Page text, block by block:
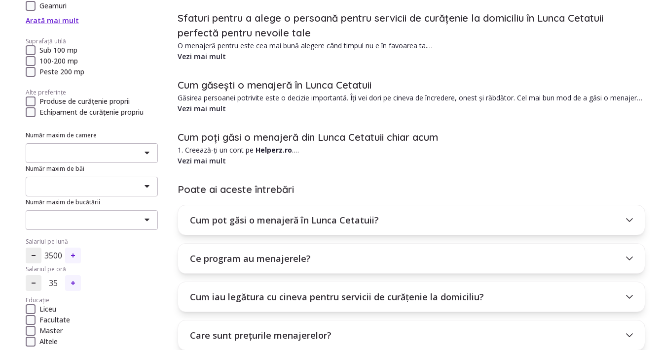
Geamuri
Arată mai mult
Suprafață utilă
Sub 100 mp
100-200 mp
Peste 200 mp
Alte preferințe
Produse de curățenie proprii
Echipament de curățenie propriu
Număr maxim de camere
Număr maxim de băi
Număr maxim de bucătării
Salariul pe lună
3500
Salariul pe oră
35
Educație
Liceu
Facultate
Master
Altele
Sfaturi pentru a alege o persoană pentru servicii de curățenie la domiciliu în Lunca Cetatuii
perfectă pentru nevoile tale
O menajeră pentru este cea mai bună alegere când timpul nu e în favoarea ta.
2. Îngrijire personalizată în funcție de nevoile tale
Vezi mai mult
Cum găsești o menajeră în Lunca Cetatuii
Găsirea persoanei potrivite este o decizie importantă. Îți vei dori pe cineva de încredere, onest și răbdător. Cel mai bun mod de a găsi o menajeră
în Lunca Cetatuii este să-ți faci temele.
3. Cum ar ajunge la tine acasă?
4. Se poate adapta nevoilor tale?
5. Care este bugetul maxim alocat?
7. Care este timpul de lucru/rapiditatea de lucru?
8. Programul menajerei este flexibil?
10. Angajarea unei menajere este un angajament mare și este important să știi dacă persoana pe care o angajezi este potrivită pentru nevoile
Vezi mai mult
Cum poți găsi o menajeră din Lunca Cetatuii chiar acum
1. Creează-ți un cont pe Helperz.ro.
2. Selectează orașul Lunca Cetatuii și alte date utile, precum zona în care locuiești.
Plătești un abonament lunar, trimestrial sau anual.
Vezi mai mult
Poate ai aceste întrebări
Cum pot găsi o menajeră în Lunca Cetatuii?
Ce program au menajerele?
Cum iau legătura cu cineva pentru servicii de curățenie la domiciliu?
Care sunt prețurile menajerelor?